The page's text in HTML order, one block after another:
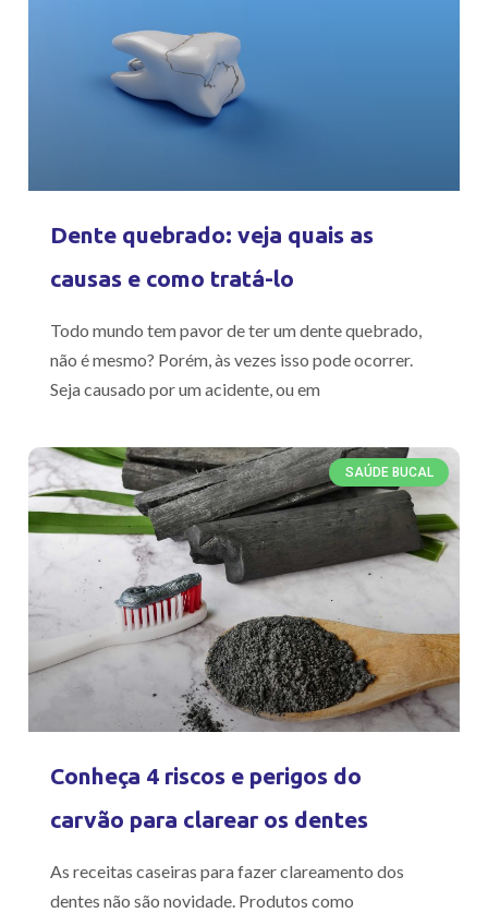
Dente quebrado: veja quais as
causas e como tratá-lo
Todo mundo tem pavor de ter um dente quebrado,
não é mesmo? Porém, às vezes isso pode ocorrer.
Seja causado por um acidente, ou em
SAÚDE BUCAL
Conheça 4 riscos e perigos do
carvão para clarear os dentes
As receitas caseiras para fazer clareamento dos
dentes não são novidade. Produtos como